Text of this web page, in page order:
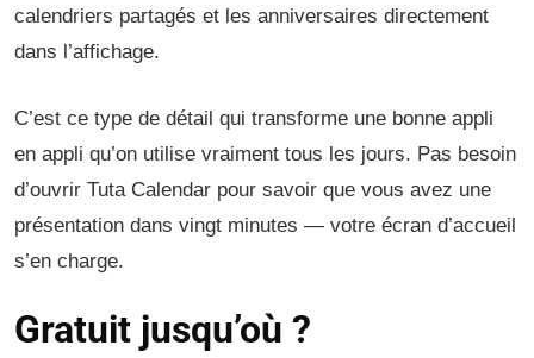
calendriers partagés et les anniversaires directement
dans l’affichage.
C’est ce type de détail qui transforme une bonne appli
en appli qu’on utilise vraiment tous les jours. Pas besoin
d’ouvrir Tuta Calendar pour savoir que vous avez une
présentation dans vingt minutes — votre écran d’accueil
s’en charge.
Gratuit jusqu’où ?